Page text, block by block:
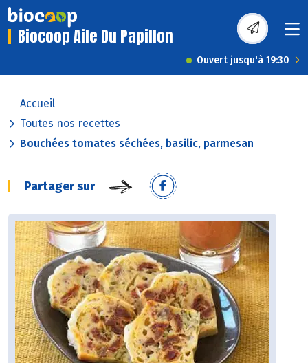
Biocoop Aile Du Papillon
Ouvert jusqu'à 19:30
Accueil
Toutes nos recettes
Bouchées tomates séchées, basilic, parmesan
Partager sur